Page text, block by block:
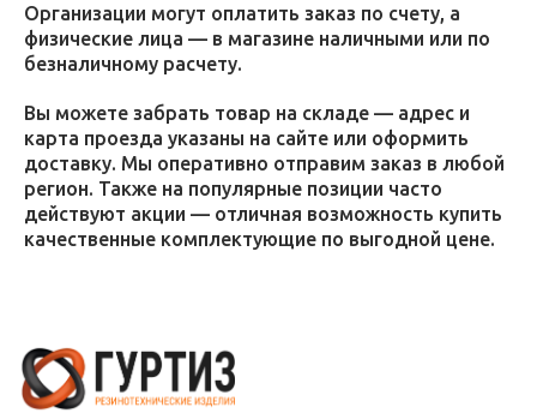
Организации могут оплатить заказ по счету, а
физические лица — в магазине наличными или по
безналичному расчету.
Вы можете забрать товар на складе — адрес и
карта проезда указаны на сайте или оформить
доставку. Мы оперативно отправим заказ в любой
регион. Также на популярные позиции часто
действуют акции — отличная возможность купить
качественные комплектующие по выгодной цене.